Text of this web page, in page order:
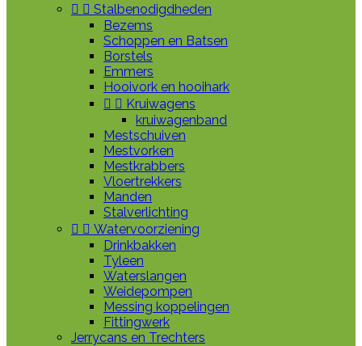
  Stalbenodigdheden
Bezems
Schoppen en Batsen
Borstels
Emmers
Hooivork en hooihark
  Kruiwagens
kruiwagenband
Mestschuiven
Mestvorken
Mestkrabbers
Vloertrekkers
Manden
Stalverlichting
  Watervoorziening
Drinkbakken
Tyleen
Waterslangen
Weidepompen
Messing koppelingen
Fittingwerk
Jerrycans en Trechters